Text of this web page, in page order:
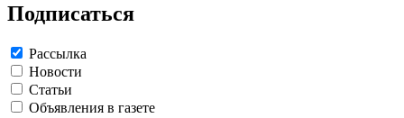
Подписаться
Рассылка
Новости
Статьи
Объявления в газете